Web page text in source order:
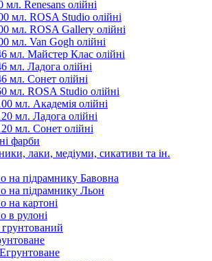
мл. Renesans олійні
мл. ROSA Studio олійні
мл. ROSA Gallery олійні
мл. Van Gogh олійні
мл. Майстер Клас олійні
мл. Ладога олійні
мл. Сонет олійні
мл. ROSA Studio олійні
мл. Академія олійні
мл. Ладога олійні
мл. Сонет олійні
фарби
лаки, медіуми, сикативи та ін.
на підрамнику Бавовна
на підрамнику Льон
на картоні
в рулоні